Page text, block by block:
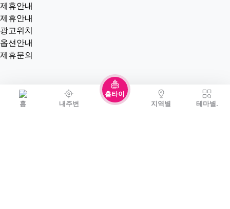
홈 내주변
홈타이
지역별
테마별.
제휴안내
제휴안내
광고위치
옵션안내
제휴문의